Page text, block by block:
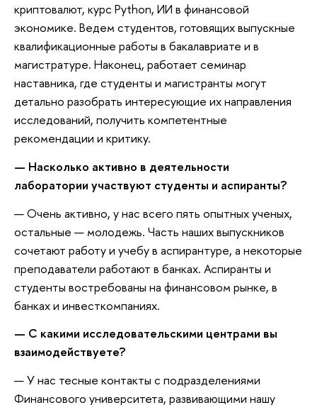
криптовалют, курс Python, ИИ в финансовой
экономике. Ведем студентов, готовящих выпускные
квалификационные работы в бакалавриате и в
магистратуре. Наконец, работает семинар
наставника, где студенты и магистранты могут
детально разобрать интересующие их направления
исследований, получить компетентные
рекомендации и критику.
— Насколько активно в деятельности
лаборатории участвуют студенты и аспиранты?
— Очень активно, у нас всего пять опытных ученых,
остальные — молодежь. Часть наших выпускников
сочетают работу и учебу в аспирантуре, а некоторые
преподаватели работают в банках. Аспиранты и
студенты востребованы на финансовом рынке, в
банках и инвесткомпаниях.
— С какими исследовательскими центрами вы
взаимодействуете?
— У нас тесные контакты с подразделениями
Финансового университета, развивающими нашу